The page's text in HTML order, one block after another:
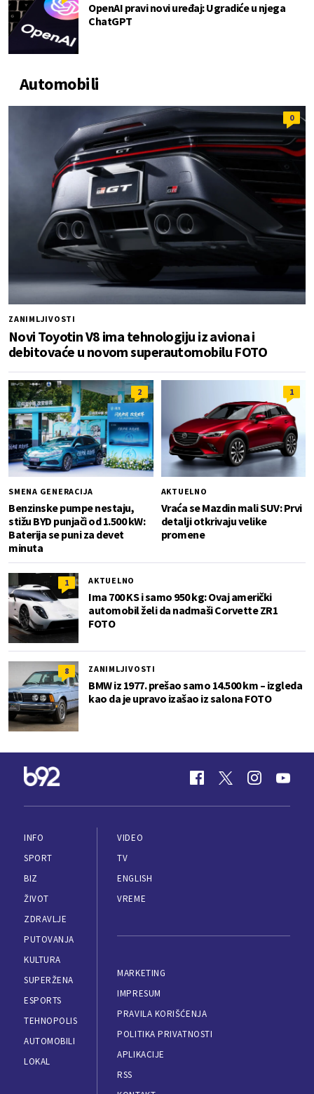
OpenAI pravi novi uređaj: Ugradiće u njega
ChatGPT
Automobili
0
ZANIMLJIVOSTI
Novi Toyotin V8 ima tehnologiju iz aviona i
debitovaće u novom superautomobilu FOTO
2
SMENA GENERACIJA
Benzinske pumpe nestaju,
stižu BYD punjači od 1.500 kW:
Baterija se puni za devet
minuta
1
AKTUELNO
Vraća se Mazdin mali SUV: Prvi
detalji otkrivaju velike
promene
1 AKTUELNO
Ima 700 KS i samo 950 kg: Ovaj američki
automobil želi da nadmaši Corvette ZR1
FOTO
8 ZANIMLJIVOSTI
BMW iz 1977. prešao samo 14.500 km – izgleda
kao da je upravo izašao iz salona FOTO
INFO
SPORT
BIZ
ŽIVOT
ZDRAVLJE
PUTOVANJA
KULTURA
SUPERŽENA
ESPORTS
TEHNOPOLIS
AUTOMOBILI
LOKAL
VIDEO
TV
ENGLISH
VREME
MARKETING
IMPRESUM
PRAVILA KORIŠĆENJA
POLITIKA PRIVATNOSTI
APLIKACIJE
RSS